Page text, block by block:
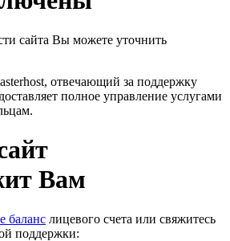
сайта Вы можете уточнить
отвечающий за поддержку
полное управление услугами
Вам
баланс лицевого счета или свяжитесь
поддержки: